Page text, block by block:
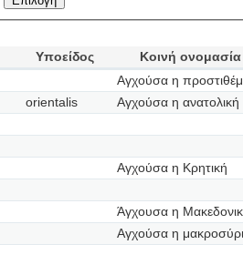
Υποείδος
Κοινή ονομασία
Αγχούσα η
orientalis
Αγχούσα η ανατολική
Αγχούσα η Κρητική
Άγχουσα η
Αγχούσα η